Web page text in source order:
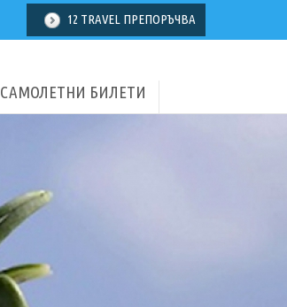
12 TRAVEL ПРЕПОРЪЧВА
САМОЛЕТНИ БИЛЕТИ